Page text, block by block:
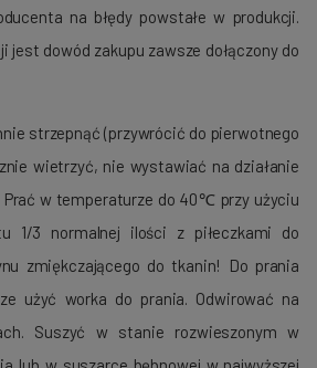
na błędy powstałe w produkcji.
jest dowód zakupu zawsze dołączony do
strzepnąć (przywrócić do pierwotnego
wietrzyć, nie wystawiać na działanie
Prać w temperaturze do 40℃ przy użyciu
1/3 normalnej ilości z piłeczkami do
zmiękczającego do tkanin! Do prania
użyć worka do prania. Odwirować na
Suszyć w stanie rozwieszonym w